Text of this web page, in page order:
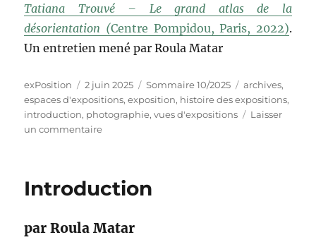
Tatiana Trouvé – Le grand atlas de la
désorientation (Centre Pompidou, Paris, 2022).
Un entretien mené par Roula Matar
Auteur
exPosition
Publié
le
2 juin 2025 Catégories
Sommaire 10/2025 Étiquettes
archives,
espaces d'expositions,exposition, histoire des expositions,
introduction, photographie,vues d'expositions
Laisser
un commentairesur
des
l’exposition
Introduction
par Roula Matar